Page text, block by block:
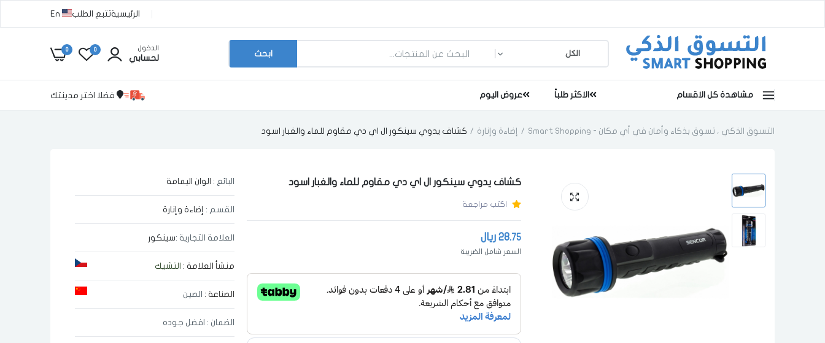
الرئيسيةتتبع الطلب En
ابحث
الدخول
لحسابي
0
0
مشاهدة كل الاقسام الاكثر طلباً عروض اليوم فضلا اختر مدينتك
التسوق الذكي ، تسوق بذكاء وأمان في أي مكان - Smart Shopping إضاءة وإنارة كشاف يدوي سينكور ال اي دي مقاوم للماء والغبار اسود
كشاف يدوي سينكور ال اي دي مقاوم للماء والغبار اسود
اكتب مراجعة
28.75 ريال
السعر شامل الضريبة
البائع : الوان اليمامة
القسم : إضاءة وإنارة
العلامة التجارية :سينكور
منشأ العلامة : التشيك
الصناعة : الصين
الضمان : افضل جوده
ما الذي تبحث عنه؟